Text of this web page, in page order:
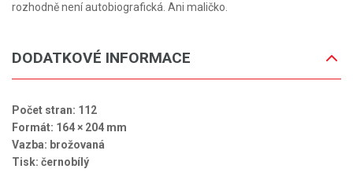
rozhodně není autobiografická. Ani maličko.
DODATKOVÉ INFORMACE
Počet stran: 112
Formát: 164 × 204 mm
Vazba: brožovaná
Tisk: černobílý